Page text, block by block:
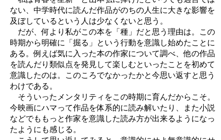
ない、中学時代に読んだ作品がのちの人生に大きな影響を
及ぼしているという人は少なくないと思う。
だが、何より私がこの本を「種」だと思う理由は。この
時期から明確に「掘る」という行動を意識し始めたことに
ある。例えば気に入った本の作家について調べ、他の作品
を読んだり類似点を発見して楽しむといったことを初めて
意識したのは。このころでなかったかと今思い返すと思う
わけである。
そういったメンタリティをこの時期に育んだからこそ。
今映画にハマって作品を体系的に読み解いたり、また小説
などでももっと作家を意識した読み方が出来るようになっ
たようにも感じる。